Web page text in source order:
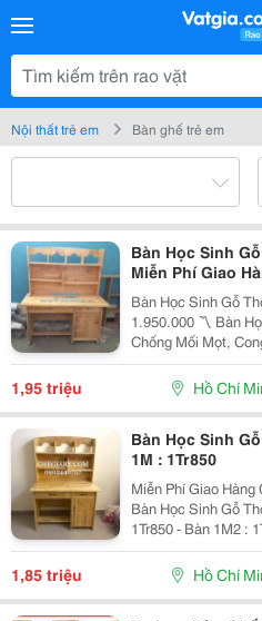
Nội thất trẻ em Bàn ghế trẻ em
Bàn Học Sinh
Miễn Phí Giao
Bàn Học Sinh Gỗ
1.950.000 〽️ Bàn
Chống Mối Mọt,
Với Thiết Kế 3
Thuận Tiện Trong
Dùng Linh T
1,95 triệu Hồ Chí
Bàn Học Sinh
1M : 1Tr850
Miễn Phí Giao
Bàn Học Sinh Gỗ
1Tr850 - Bàn 1M2 :
Tự Nhiên Đã Qua
Thiết Kế Liền Kệ
1,85 triệu Hồ Chí